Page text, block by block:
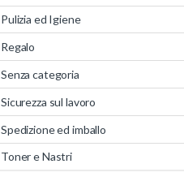
Pulizia ed Igiene
Regalo
Senza categoria
Sicurezza sul lavoro
Spedizione ed imballo
Toner e Nastri